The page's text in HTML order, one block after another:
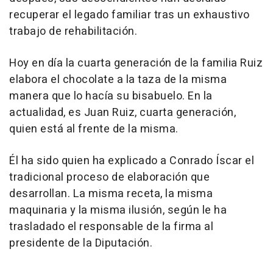
recuperar el legado familiar tras un exhaustivo
trabajo de rehabilitación.
Hoy en día la cuarta generación de la familia Ruiz
elabora el chocolate a la taza de la misma
manera que lo hacía su bisabuelo. En la
actualidad, es Juan Ruiz, cuarta generación,
quien está al frente de la misma.
Él ha sido quien ha explicado a Conrado Íscar el
tradicional proceso de elaboración que
desarrollan. La misma receta, la misma
maquinaria y la misma ilusión, según le ha
trasladado el responsable de la firma al
presidente de la Diputación.